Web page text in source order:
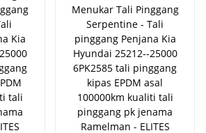
13avx875 dengan
jualan panas kilang
stok - ELITES